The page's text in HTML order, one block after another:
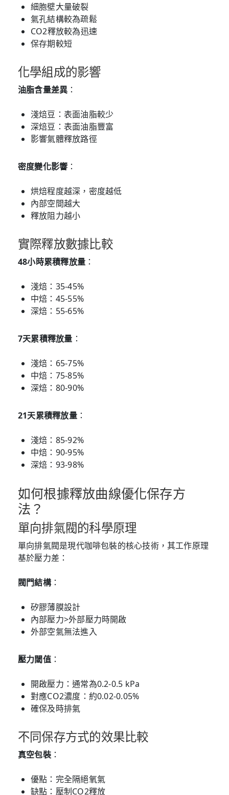
細胞壁大量破裂
氣孔結構較為疏鬆
CO2釋放較為迅速
保存期較短
化學組成的影響
油脂含量差異 ：
淺焙豆：表面油脂較少
深焙豆：表面油脂豐富
影響氣體釋放路徑
密度變化影響 ：
烘焙程度越深，密度越低
內部空間越大
釋放阻力越小
實際釋放數據比較
48小時累積釋放量 ：
淺焙：35-45%
中焙：45-55%
深焙：55-65%
7天累積釋放量 ：
淺焙：65-75%
中焙：75-85%
深焙：80-90%
21天累積釋放量：
淺焙：85-92%
中焙：90-95%
深焙：93-98%
如何根據釋放曲線優化保存方
法？
單向排氣閥的科學原理
單向排氣閥是現代咖啡包裝的核心技術，其工作原理
基於壓力差：
閥門結構：
矽膠薄膜設計
內部壓力>外部壓力時開啟
外部空氣無法進入
壓力閾值：
開啟壓力：通常為0.2-0.5 kPa
對應CO2濃度：約0.02-0.05%
確保及時排氣
不同保存方式的效果比較
真空包裝：
優點：完全隔絕氧氣
缺點：壓制CO2釋放